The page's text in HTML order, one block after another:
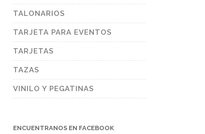
TALONARIOS
TARJETA PARA EVENTOS
TARJETAS
TAZAS
VINILO Y PEGATINAS
ENCUENTRANOS EN FACEBOOK